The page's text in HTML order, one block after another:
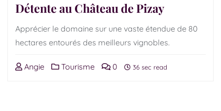
Détente au Château de Pizay
Apprécier le domaine sur une vaste étendue de 80
hectares entourés des meilleurs vignobles.
Angie Tourisme 0 36 sec read